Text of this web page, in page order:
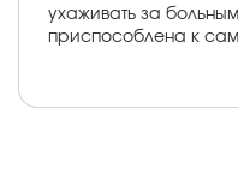
ухаживать за
приспособлена к